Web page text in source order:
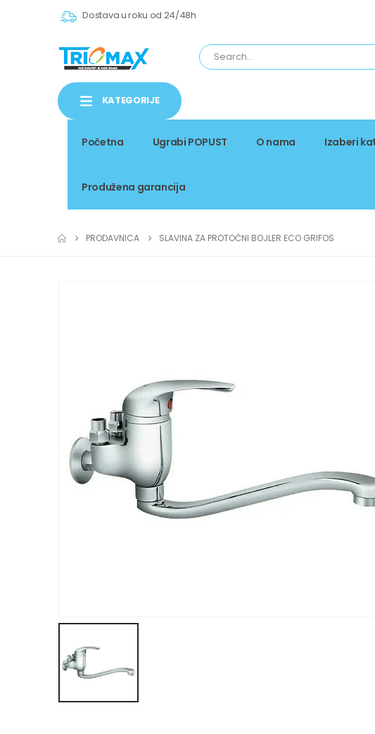
Dostava u roku od 24/48h
KATEGORIJE
Početna Ugrabi POPUST O nama Izaberi
Produžena garancija
PRODAVNICA SLAVINA ZA PROTOČNI BOJLER ECO GRIFOS